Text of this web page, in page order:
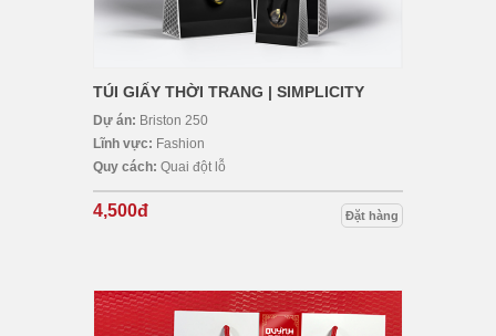
TÚI GIẤY THỜI TRANG | SIMPLICITY
Dự án: Briston 250
Lĩnh vực: Fashion
Quy cách: Quai đột lỗ
4,500đ Đặt hàng